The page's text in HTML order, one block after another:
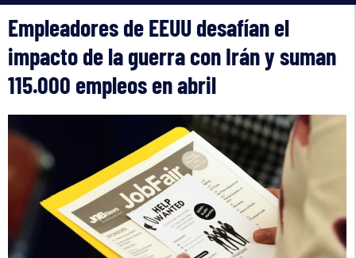
Empleadores de EEUU desafían el
impacto de la guerra con Irán y suman
115.000 empleos en abril